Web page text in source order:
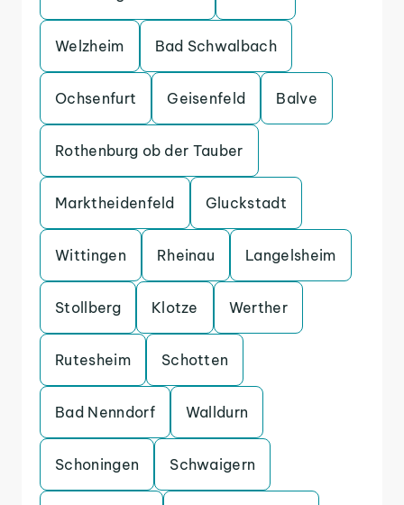
Welzheim Bad Schwalbach
Ochsenfurt Geisenfeld Balve
Rothenburg ob der Tauber
Marktheidenfeld Gluckstadt
Wittingen Rheinau Langelsheim
Stollberg Klotze Werther
Rutesheim Schotten
Bad Nenndorf Walldurn
Schoningen Schwaigern